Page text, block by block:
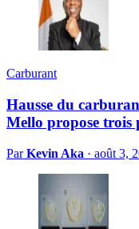
Carburant
Hausse du
Mello propose trois
ParKevin Aka · août 3,